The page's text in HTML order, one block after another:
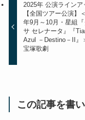
2025年 公演ラインア
【全国ツアー公演】
年9月～10月・星組『
サ セレナータ』『
Azul －Destino－II』
宝塚歌劇
この記事を書